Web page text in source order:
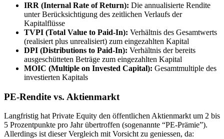
IRR (Internal Rate of Return): Die annualisierte Rendite
unter Berücksichtigung des zeitlichen Verlaufs der
Kapitalflüsse
TVPI (Total Value to Paid-In): Verhältnis des Gesamtwerts
(realisiert plus unrealisiert) zum eingezahlten Kapital
DPI (Distributions to Paid-In): Verhältnis der bereits
ausgeschütteten Beträge zum eingezahlten Kapital
MOIC (Multiple on Invested Capital): Gesamtmultiple des
investierten Kapitals
PE-Rendite vs. Aktienmarkt
Langfristig hat Private Equity den öffentlichen Aktienmarkt um 2 bis
5 Prozentpunkte pro Jahr übertroffen (sogenannte “PE-Prämie”).
Allerdings ist dieser Vergleich mit Vorsicht zu geniessen, da: